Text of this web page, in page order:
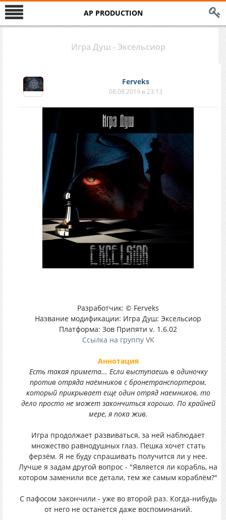
AP PRODUCTION
Игра Душ - Эксельсиор
Ferveks
08.08.2019 в 23:13
Разработчик: © Ferveks
Название модификации: Игра Душ: Эксельсиор
Платформа: Зов Припяти v. 1.6.02
Ссылка на группу VK
Аннотация
Есть такая примета... Если выступаешь в одиночку
против отряда наёмников с бронетранспортером,
который прикрывает еще один отряд наемников, то
дело просто не может закончиться хорошо. По крайней
мере, я пока жив.
Игра продолжает развиваться, за ней наблюдает
множество равнодушных глаз. Пешка хочет стать
ферзём. Я не буду спрашивать получится ли у нее.
Лучше я задам другой вопрос - "Является ли корабль, на
котором заменили все детали, тем же самым кораблём?"
С пафосом закончили - уже во второй раз. Когда-нибудь
от него не останется даже воспоминаний.